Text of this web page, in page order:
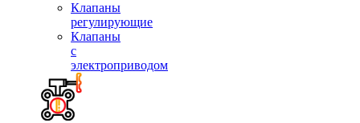
Клапаны
регулирующие
Клапаны
с
электроприводом